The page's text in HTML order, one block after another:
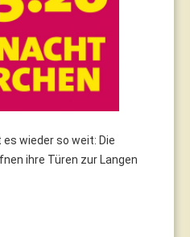
wieder so weit: Die
ihre Türen zur Langen